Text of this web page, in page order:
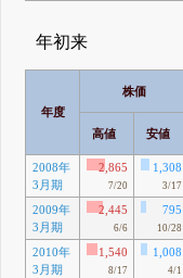
年初来
年度
株価
高値 安値
2008年
3月期
2,865
7/20
1,308
3/17
2009年
3月期
2,445
6/6
795
10/28
2010年
3月期
1,540
8/17
1,008
4/1